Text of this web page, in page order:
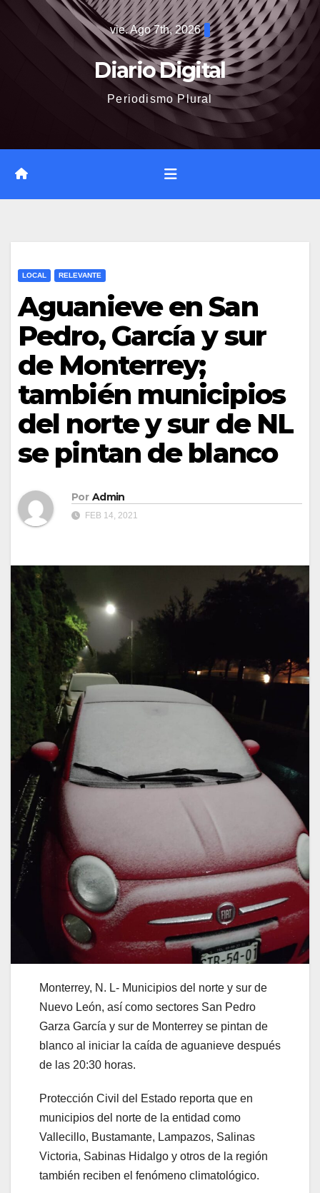
vie. Ago 7th, 2026
Diario Digital
Periodismo Plural
LOCAL RELEVANTE
Aguanieve en San
Pedro, García y sur
de Monterrey;
también municipios
del norte y sur de NL
se pintan de blanco
Por Admin
FEB 14, 2021
Monterrey, N. L- Municipios del norte y sur de
Nuevo León, así como sectores San Pedro
Garza García y sur de Monterrey se pintan de
blanco al iniciar la caída de aguanieve después
de las 20:30 horas.
Protección Civil del Estado reporta que en
municipios del norte de la entidad como
Vallecillo, Bustamante, Lampazos, Salinas
Victoria, Sabinas Hidalgo y otros de la región
también reciben el fenómeno climatológico.